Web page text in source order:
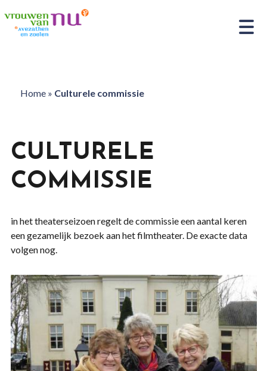
Home» Culturele commissie
CULTURELE
COMMISSIE
in het theaterseizoen regelt de commissie een aantal keren
een gezamelijk bezoek aan het filmtheater. De exacte data
volgen nog.